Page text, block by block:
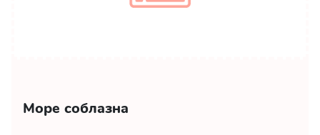
Море соблазна